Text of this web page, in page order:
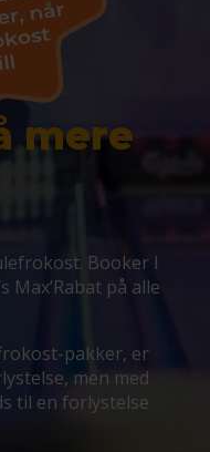
mere
Booker I
Max’Rabat på alle
pakker, er
men med
til en forlystelse